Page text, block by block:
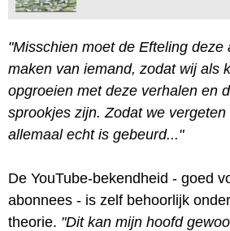
"Misschien moet de Efteling deze
maken van iemand, zodat wij als
opgroeien met deze verhalen en
sprookjes zijn. Zodat we
allemaal echt is gebeurd..."
De YouTube-bekendheid - goed
abonnees - is zelf behoorlijk
theorie. "Dit kan mijn hoofd